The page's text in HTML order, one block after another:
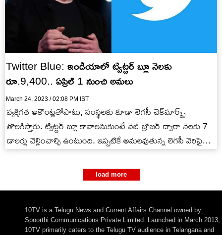
Twitter Blue: ఇండియాలో ట్విట్టర్ బ్లూ నెలకు
రూ.9,400.. ఏప్రిల్ 1 నుంచి అమలు
March 24, 2023 / 02:08 PM IST
వ్యక్తిగత అకౌంట్లతోపాటు, సంస్థలకు కూడా లెగసీ చెక్‌మార్క్స్‌
తొలగిస్తారు. ట్విట్టర్ బ్లూ కావాలనుకుంటే వెబ్ బ్రౌజర్ ద్వారా నెలకు 7
డాలర్లు చెల్లించాల్సి ఉంటుంది. ఇప్పటికే అమలవుతున్న లెగసీ వెరిఫైడ్
load more
10TV is a Telugu News and Current Affairs Channel owned by
Spoorthi Communications Private Limited. Launched in March 2013,
10TV primarily caters to the Telugu TV audience in Telangana and